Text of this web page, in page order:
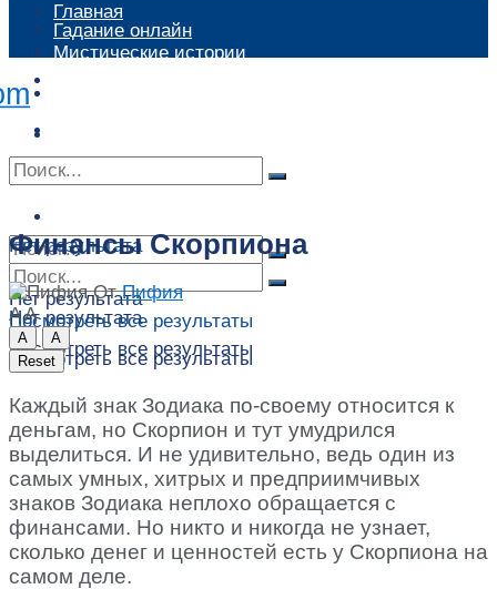
Гадание онлайн
Контакты
Нет результата
Посмотреть все результаты
Главная
Мистические истории
Сонник
Нет результата
Посмотреть все результаты
Нет результата
Посмотреть все результаты
Финансы Скорпиона
От Пифия
A A
A
A
Reset
Каждый знак Зодиака по-своему относится к
деньгам, но Скорпион и тут умудрился
выделиться. И не удивительно, ведь один из
самых умных, хитрых и предприимчивых
знаков Зодиака неплохо обращается с
финансами. Но никто и никогда не узнает,
сколько денег и ценностей есть у Скорпиона на
самом деле.